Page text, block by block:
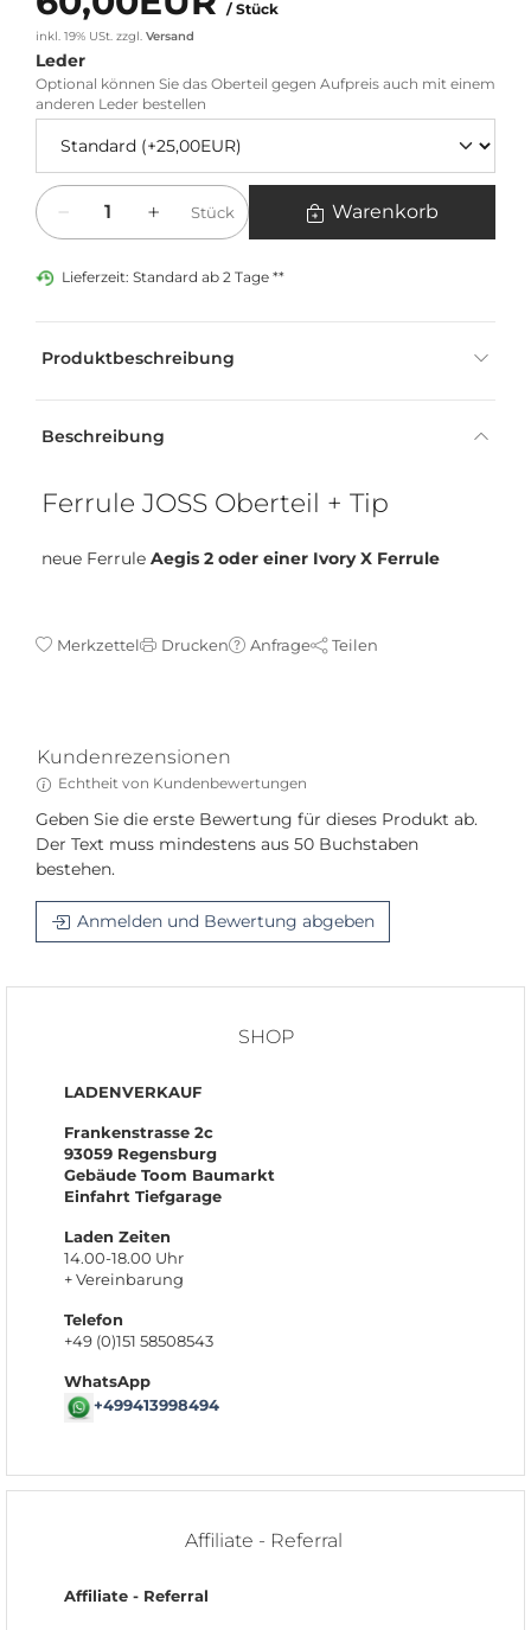
/ Stück
inkl. 19% USt. zzgl. Versand
Leder
Optional können Sie das Oberteil gegen Aufpreis auch mit einem
anderen Leder bestellen
Menge
Stück Warenkorb
Lieferzeit: Standard ab 2 Tage **
Produktbeschreibung
Beschreibung
Ferrule JOSS Oberteil + Tip
neue Ferrule Aegis 2 oder einer Ivory X Ferrule
Merkzettel Drucken Anfrage Teilen
Kundenrezensionen
Echtheit von Kundenbewertungen
Geben Sie die erste Bewertung für dieses Produkt ab.
Der Text muss mindestens aus 50 Buchstaben
bestehen.
Anmelden und Bewertung abgeben
SHOP
LADENVERKAUF
Frankenstrasse 2c
93059 Regensburg
Gebäude Toom Baumarkt
Einfahrt Tiefgarage
Laden Zeiten
14.00-18.00 Uhr
+ Vereinbarung
Telefon
+49 (0)151 58508543
WhatsApp
+499413998494
Affiliate - Referral
Affiliate - Referral